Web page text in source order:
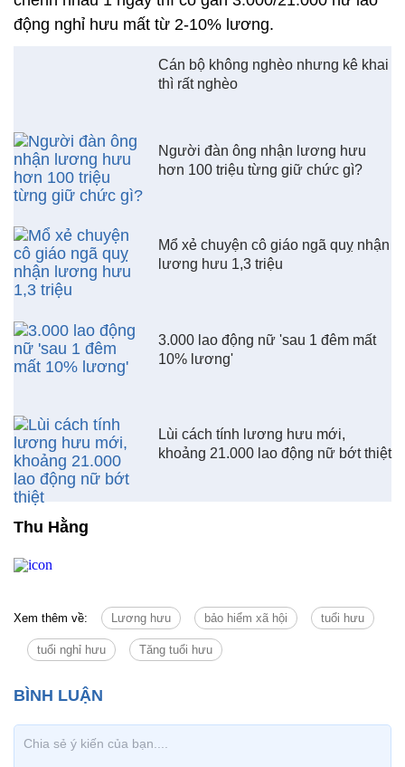
Người đàn ông nhận lương hưu
hơn 100 triệu từng giữ chức gì?
Xem thêm về: Lương hưu
tuổi nghỉ hưu